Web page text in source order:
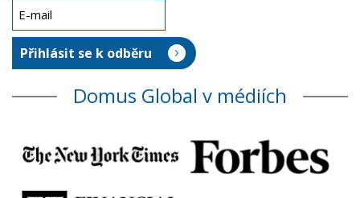
Domus Global v médiích